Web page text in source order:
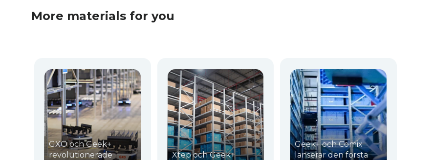
More materials for you
GXO och Geek+
revolutionerade
Xtep och Geek+
Geek+ och Comix
lanserar den första